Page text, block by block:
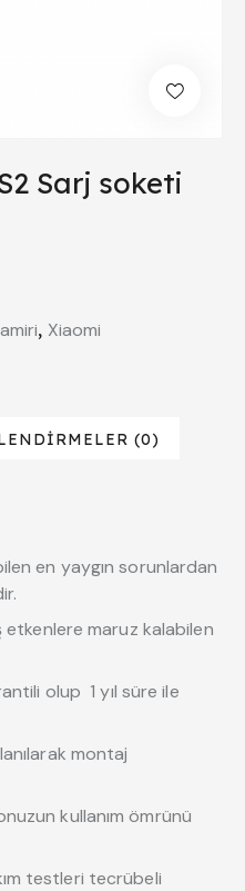
Sarj soketi
, Xiaomi
(0)
en yaygın sorunlardan
etkenlere maruz kalabilen
olup 1 yıl süre ile
montaj
kullanım ömrünü
testleri tecrübeli